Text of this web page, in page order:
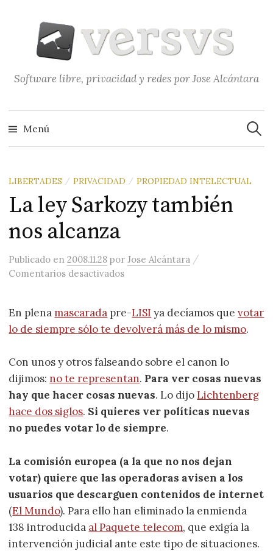
contenido
Software libre, privacidad y redes por Jose Alcántara
Menú
LIBERTADES / PRIVACIDAD / PROPIEDAD INTELECTUAL
La ley Sarkozy también
nos alcanza
Publicado en2008.11.28 porJose Alcántara /
Comentarios desactivadosen La ley Sarkozy también nos
En plenamascarada pre-LISI ya decíamos quevotar
lo de siempre sólo te devolverá más de lo mismo.
Con unos y otros falseando sobre el canon lo
dijimos:no te representan. Para ver cosas nuevas
hay que hacer cosas nuevas. Lo dijoLichtenberg
hace dos siglos. Si quieres ver políticas nuevas
no puedes votar lo de siempre.
La comisión europea (a la que no nos dejan
votar) quiere que las operadoras avisen a los
usuarios que descarguen contenidos de internet
(El Mundo). Para ello han eliminado la enmienda
138 introducida al Paquete telecom, que exigía la
intervención judicial ante este tipo de situaciones.